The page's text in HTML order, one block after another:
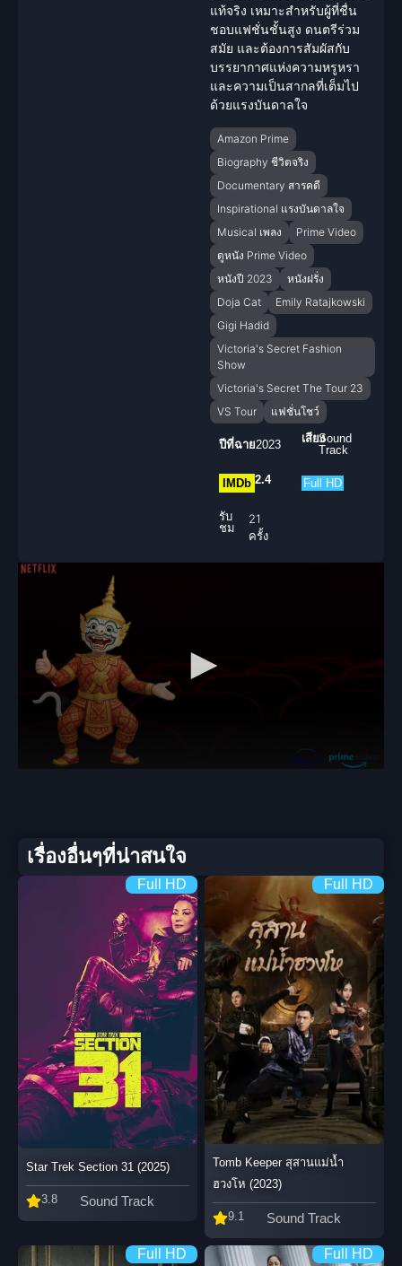
แท้จริง เหมาะสำหรับผู้ที่ชื่น
ชอบแฟชั่นชั้นสูง ดนตรีร่วม
สมัย และต้องการสัมผัสกับ
บรรยากาศแห่งความหรูหรา
และความเป็นสากลที่เต็มไป
ด้วยแรงบันดาลใจ
Amazon Prime
Biography ชีวิตจริง
Documentary สารคดี
Inspirational แรงบันดาลใจ
Musical เพลง
Prime Video
ดูหนัง Prime Video
หนังปี 2023
หนังฝรั่ง
Doja Cat
Emily Ratajkowski
Gigi Hadid
Victoria's Secret Fashion
Show
Victoria's Secret The Tour 23
VS Tour
แฟชั่นโชว์
ปีที่ฉาย2023 เสียงSound
Track
IMDb 2.4 Full HD
รับ
ชม
21
ครั้ง
เรื่องอื่นๆที่น่าสนใจ
Full HD
Star Trek Section 31 (2025)
3.8 Sound Track
Full HD
Tomb Keeper สุสานแม่น้ำ
ฮวงโห (2023)
9.1 Sound Track
Full HD Full HD